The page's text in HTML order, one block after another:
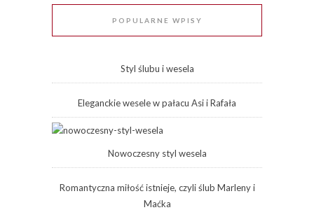
POPULARNE WPISY
Styl ślubu i wesela
Eleganckie wesele w pałacu Asi i Rafała
Nowoczesny styl wesela
Romantyczna miłość istnieje, czyli ślub Marleny i
Maćka